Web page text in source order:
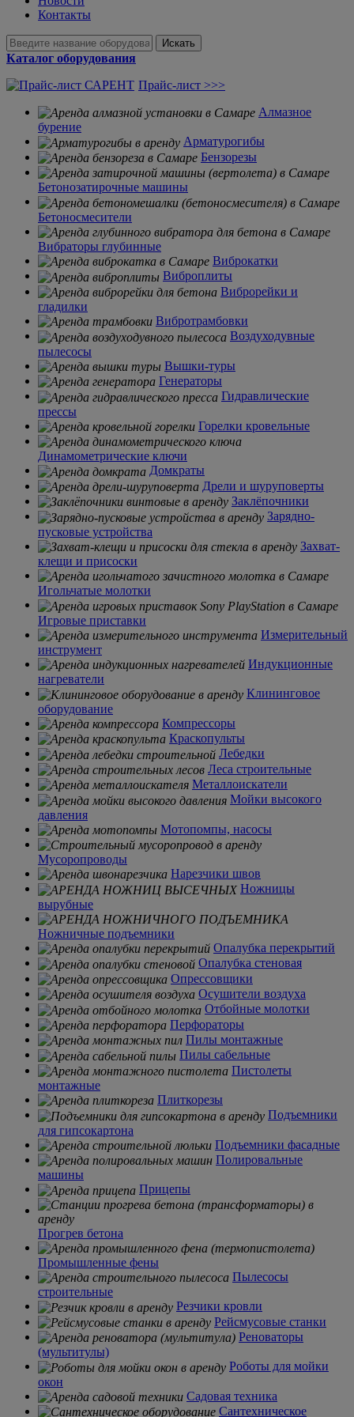
Контакты
Искать
Каталог оборудования
Прайс-лист >>>
Алмазное
бурение
Арматурогибы
Бензорезы
Бетонозатирочные машины
Бетоносмесители
Вибраторы глубинные
Виброкатки
Виброплиты
Виброрейки и
гладилки
Вибротрамбовки
Воздуходувные
пылесосы
Вышки-туры
Генераторы
Гидравлические
прессы
Горелки кровельные
Динамометрические ключи
Домкраты
Дрели и шуруповерты
Заклёпочники
Зарядно-
пусковые устройства
Захват-
клещи и присоски
Игольчатые молотки
Игровые приставки
Измерительный
инструмент
Индукционные
нагреватели
Клининговое
оборудование
Компрессоры
Краскопульты
Лебедки
Леса строительные
Металлоискатели
Мойки высокого
давления
Мотопомпы, насосы
Мусоропроводы
Нарезчики швов
Ножницы
вырубные
Ножничные подъемники
Опалубка перекрытий
Опалубка стеновая
Опрессовщики
Осушители воздуха
Отбойные молотки
Перфораторы
Пилы монтажные
Пилы сабельные
Пистолеты
монтажные
Плиткорезы
Подъемники
для гипсокартона
Подъемники фасадные
Полировальные
машины
Прицепы
Прогрев бетона
Промышленные фены
Пылесосы
строительные
Резчики кровли
Рейсмусовые станки
Реноваторы
(мультитулы)
Роботы для мойки
окон
Садовая техника
Сантехническое